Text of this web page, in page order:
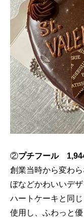
②プチフール
創業当時から変わ
ぼなどかわいいデ
ハートケーキと同
使用し、ふわっと